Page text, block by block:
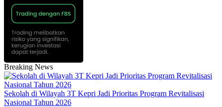
Breaking News
Sekolah di Wilayah 3T Kepri Jadi Prioritas Program Revitalisasi
Nasional Tahun 2026